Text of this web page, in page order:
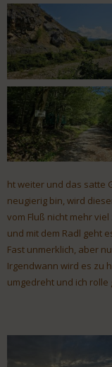
ht weiter und das satte
neugierig bin, wird
vom Fluß nicht mehr
und mit dem Radl geht
Fast unmerklich, aber
Irgendwann wird es zu
umgedreht und ich